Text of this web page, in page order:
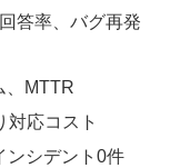
答率、バグ再発
、MTTR
対応コスト
ンシデント0件